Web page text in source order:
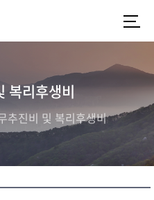
복리후생비
추진비 및 복리후생비